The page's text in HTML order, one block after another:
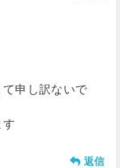
申し訳ないで
す
返信